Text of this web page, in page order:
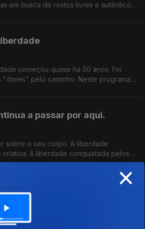
em busca de rostos livres e autênticos.
começou quase há 50 anos. Foi
"dores" pelo caminho. Neste programa
a passar por aqui.
sobre o seu corpo. A liberdade
criativa. A liberdade conquistada pelos
discutir a liberdade de representação
×